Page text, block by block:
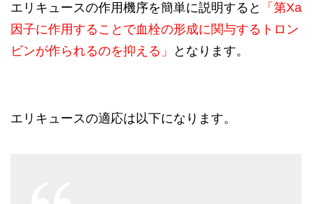
エリキュースの作用機序を簡単に説明すると
「第Xa
因子に作用することで血栓の形成に関与するトロン
ビンが作られるのを抑える」 となります。
エリキュースの適応は以下になります。